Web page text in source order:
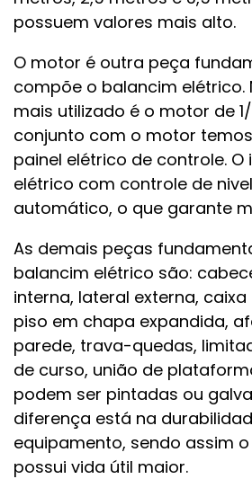
possuem valores mais alto.
O motor é outra peça
compõe o balancim elétrico.
mais utilizado é o motor de
conjunto com o motor
painel elétrico de controle. O
elétrico com controle de
automático, o que garante
As demais peças
balancim elétrico são:
interna, lateral externa,
piso em chapa expandida,
parede, trava-quedas,
de curso, união de
podem ser pintadas ou
diferença está na
equipamento, sendo assim
possui vida útil maior.